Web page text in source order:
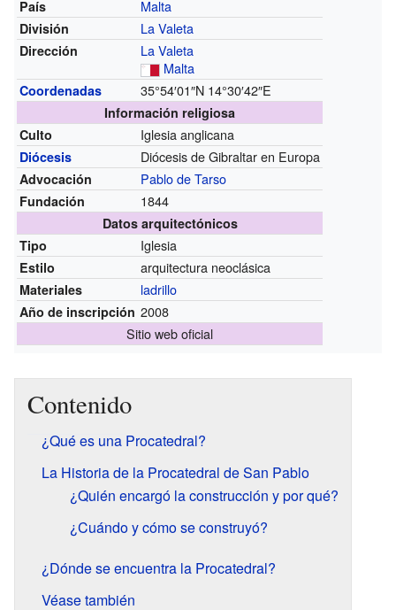
País
Malta
División La Valeta
Dirección
La Valeta
Malta
Coordenadas 35°54′01″N 14°30′42″E
Información religiosa
Culto
Iglesia anglicana
Diócesis Diócesis de Gibraltar en Europa
Advocación Pablo de Tarso
Fundación 1844
Datos arquitectónicos
Tipo
Iglesia
Estilo arquitectura neoclásica
Materiales ladrillo
Año de inscripción 2008
Sitio web oficial
Contenido
¿Qué es una Procatedral?
La Historia de la Procatedral de San Pablo
¿Quién encargó la construcción y por qué?
¿Cuándo y cómo se construyó?
¿Dónde se encuentra la Procatedral?
Véase también